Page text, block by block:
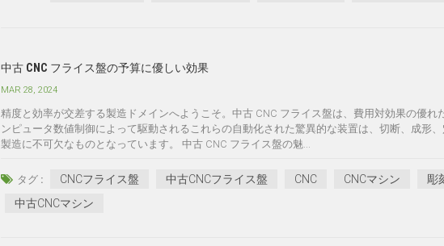
中古 CNC フライス盤の予算に優しい効果
MAR 28, 2024
精度と効率が交差する製造ドメインへようこそ。中古 CNC フライス盤は、費用対効果の優れ
ンピュータ数値制御によって駆動されるこれらの自動化された驚異的な装置は、切断、成形
製造に不可欠なものとなっています。 中古 CNC フライス盤の魅...
タグ : CNCフライス盤 中古CNCフライス盤 CNC CNCマシン
彫
中古CNCマシン